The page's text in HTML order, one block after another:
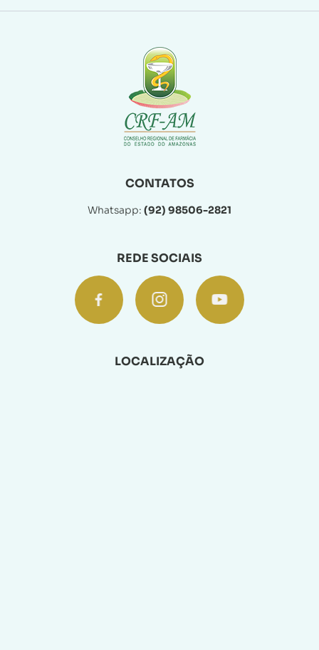
CONTATOS
Whatsapp: (92) 98506-2821
REDE SOCIAIS
LOCALIZAÇÃO